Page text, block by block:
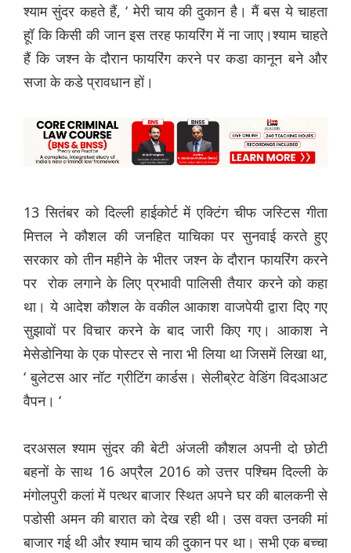
श्याम सुंदर कहते हैं, ‘ मेरी चाय की दुकान है। मैं बस ये चाहता
हूॉ कि किसी की जान इस तरह फायरिंग में ना जाए।श्याम चाहते
हैं कि जश्न के दौरान फायरिंग करने पर कडा कानून बने और
सजा के कडे प्रावधान हों।
13 सितंबर को दिल्ली हाईकोर्ट में एक्टिंग चीफ जस्टिस गीता
मित्तल ने कौशल की जनहित याचिका पर सुनवाई करते हुए
सरकार को तीन महीने के भीतर जश्न के दौरान फायरिंग करने
पर रोक लगाने के लिए प्रभावी पालिसी तैयार करने को कहा
था। ये आदेश कौशल के वकील आकाश वाजपेयी द्वारा दिए गए
सुझावों पर विचार करने के बाद जारी किए गए। आकाश ने
मेसेडोनिया के एक पोस्टर से नारा भी लिया था जिसमें लिखा था,
‘ बुलेटस आर नॉट ग्रीटिंग कार्डस। सेलीब्रेट वेडिंग विदआअट
वैपन। ‘
दरअसल श्याम सुंदर की बेटी अंजली कौशल अपनी दो छोटी
बहनों के साथ 16 अप्रैल 2016 को उत्तर पश्चिम दिल्ली के
मंगोलपुरी कलां में पत्थर बाजार स्थित अपने घर की बालकनी से
पडोसी अमन की बारात को देख रही थी। उस वक्त उनकी मां
बाजार गई थी और श्याम चाय की दुकान पर था। सभी एक बच्चा